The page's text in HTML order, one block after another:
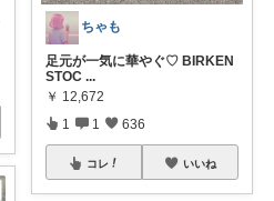
ちゃも
足元が一気に華やぐ♡ BIRKEN
STOC ...
￥ 12,672
1 1 636
コレ いいね